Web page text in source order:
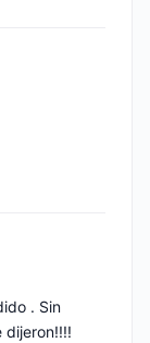
. Sin
dijeron!!!!